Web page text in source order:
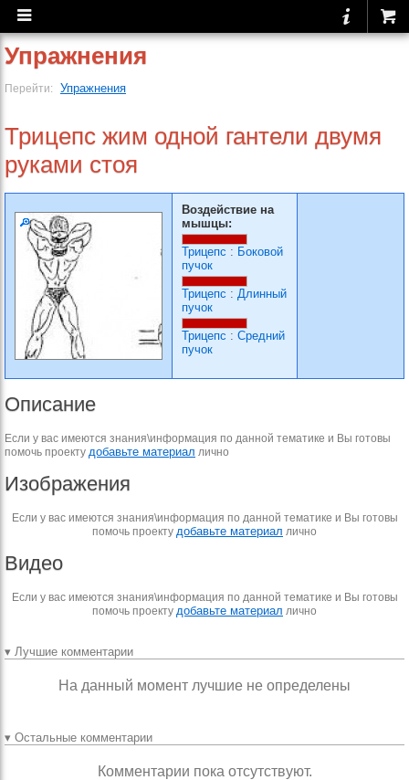
Упражнения
Перейти: Упражнения
Трицепс жим одной гантели двумя
руками стоя
Воздействие на
мышцы:
Трицепс : Боковой
пучок
Трицепс : Длинный
пучок
Трицепс : Средний
пучок
Описание
Если у вас имеются знания\информация по данной тематике и Вы готовы
помочь проекту добавьте материал лично
Изображения
Если у вас имеются знания\информация по данной тематике и Вы готовы
помочь проекту добавьте материал лично
Видео
Если у вас имеются знания\информация по данной тематике и Вы готовы
помочь проекту добавьте материал лично
▾ Лучшие комментарии
На данный момент лучшие не определены
▾ Остальные комментарии
Комментарии пока отсутствуют.